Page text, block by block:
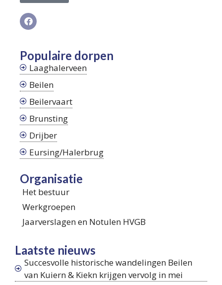
Populaire dorpen
Laaghalerveen
Beilen
Beilervaart
Brunsting
Drijber
Eursing/Halerbrug
Organisatie
Het bestuur
Werkgroepen
Jaarverslagen en Notulen HVGB
Laatste nieuws
Succesvolle historische wandelingen Beilen
van Kuiern & Kiekn krijgen vervolg in mei